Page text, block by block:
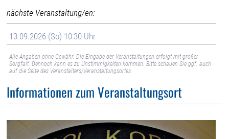
nächste Veranstaltung/en:
13.09.2026 (So) 10:30 Uhr
Alle Angaben ohne Gewähr. Die Eingabe der Veranstaltungen erfolgt mit großer
Sorgfalt. Dennoch kann es zu Unstimmigkeiten kommen. Bitte schauen Sie ggf. auch
auf die Seite des Veranstalters/Veranstaltungsortes.
Informationen zum Veranstaltungsort